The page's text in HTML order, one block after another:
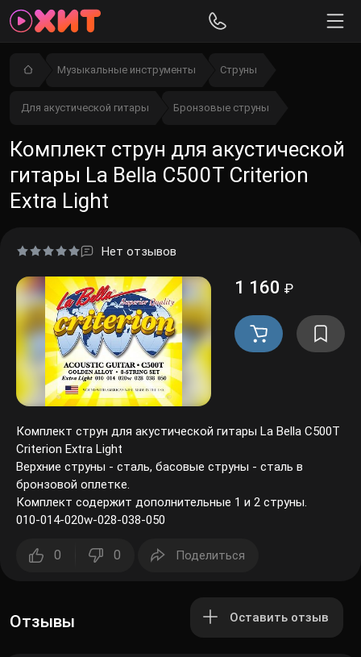
Музыкальные инструменты Струны
Для акустической гитары Бронзовые струны
Комплект струн для акустической
гитары La Bella C500T Criterion
Extra Light
Нет отзывов
1 160 ₽
Комплект струн для акустической гитары La Bella C500T
Criterion Extra Light
Верхние струны - сталь, басовые струны - сталь в
бронзовой оплетке.
Комплект содержит дополнительные 1 и 2 струны.
010-014-020w-028-038-050
0 0 Поделиться
Отзывы Оставить отзыв